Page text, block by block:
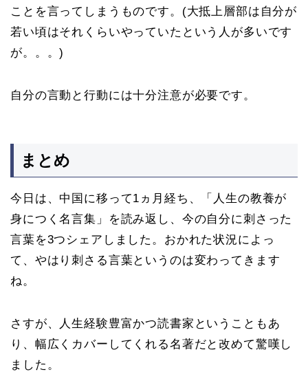
ことを言ってしまうものです。(大抵上層部は自分が
若い頃はそれくらいやっていたという人が多いです
が。。。)
自分の言動と行動には十分注意が必要です。
まとめ
今日は、中国に移って1ヵ月経ち、「人生の教養が
身につく名言集」を読み返し、今の自分に刺さった
言葉を3つシェアしました。おかれた状況によっ
て、やはり刺さる言葉というのは変わってきます
ね。
さすが、人生経験豊富かつ読書家ということもあ
り、幅広くカバーしてくれる名著だと改めて驚嘆し
ました。